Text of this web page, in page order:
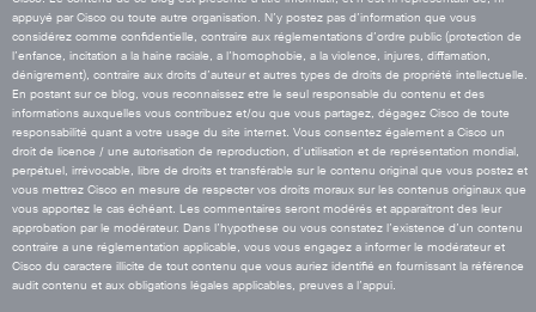
appuyé par Cisco ou toute autre organisation. N’y postez pas d’information que vous
considérez comme confidentielle, contraire aux réglementations d’ordre public (protection de
l’enfance, incitation a la haine raciale, a l’homophobie, a la violence, injures, diffamation,
dénigrement), contraire aux droits d’auteur et autres types de droits de propriété intellectuelle.
En postant sur ce blog, vous reconnaissez etre le seul responsable du contenu et des
informations auxquelles vous contribuez et/ou que vous partagez, dégagez Cisco de toute
responsabilité quant a votre usage du site internet. Vous consentez également a Cisco un
droit de licence / une autorisation de reproduction, d’utilisation et de représentation mondial,
perpétuel, irrévocable, libre de droits et transférable sur le contenu original que vous postez et
vous mettrez Cisco en mesure de respecter vos droits moraux sur les contenus originaux que
vous apportez le cas échéant. Les commentaires seront modérés et apparaitront des leur
approbation par le modérateur. Dans l’hypothese ou vous constatez l’existence d’un contenu
contraire a une réglementation applicable, vous vous engagez a informer le modérateur et
Cisco du caractere illicite de tout contenu que vous auriez identifié en fournissant la référence
audit contenu et aux obligations légales applicables, preuves a l’appui.